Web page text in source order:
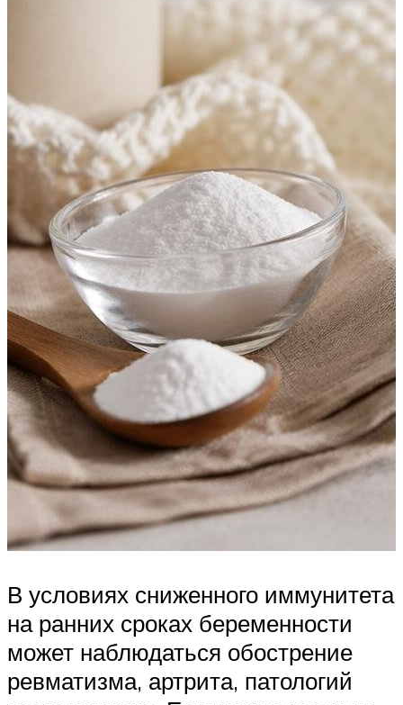
В условиях сниженного иммунитета
на ранних сроках беременности
может наблюдаться обострение
ревматизма, артрита, патологий